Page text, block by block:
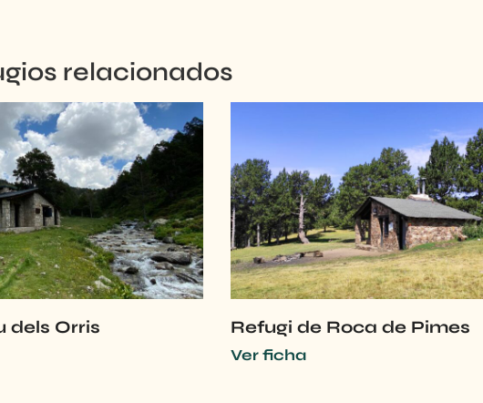
relacionados
dels Orris Refugi de Roca de Pimes
Ver ficha